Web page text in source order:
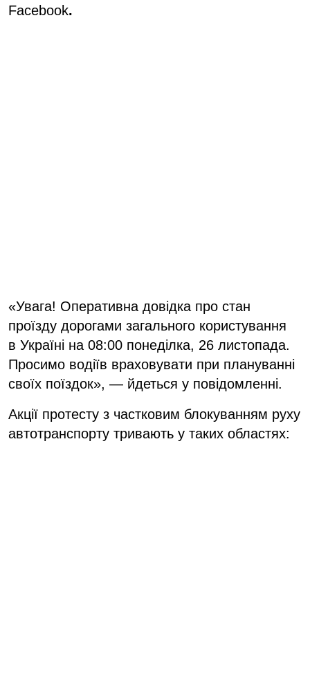
Facebook.
«Увага! Оперативна довідка про стан
проїзду дорогами загального користування
в Україні на 08:00 понеділка, 26 листопада.
Просимо водіїв враховувати при плануванні
своїх поїздок», — йдеться у повідомленні.
Акції протесту з частковим блокуванням руху
автотранспорту тривають у таких областях: